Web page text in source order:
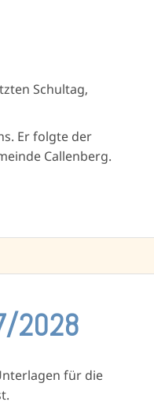
Schultag,
Er folgte der
Callenberg.
2028
für die